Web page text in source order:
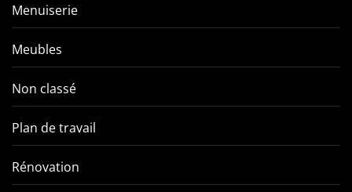
Menuiserie
Meubles
Non classé
Plan de travail
Rénovation